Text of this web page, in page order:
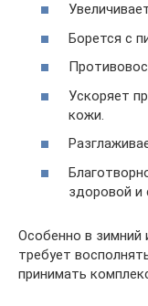
Борется с
Ускоряет
кожи.
здоровой и
Особенно в зимний
требует
принимать